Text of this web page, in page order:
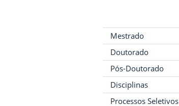
Mestrado
Doutorado
Pós-Doutorado
Disciplinas
Processos Seletivos